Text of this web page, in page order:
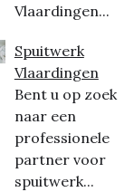
Vlaardingen...
Spuitwerk
Vlaardingen
Bent u op zoek
naar een
professionele
partner voor
spuitwerk...